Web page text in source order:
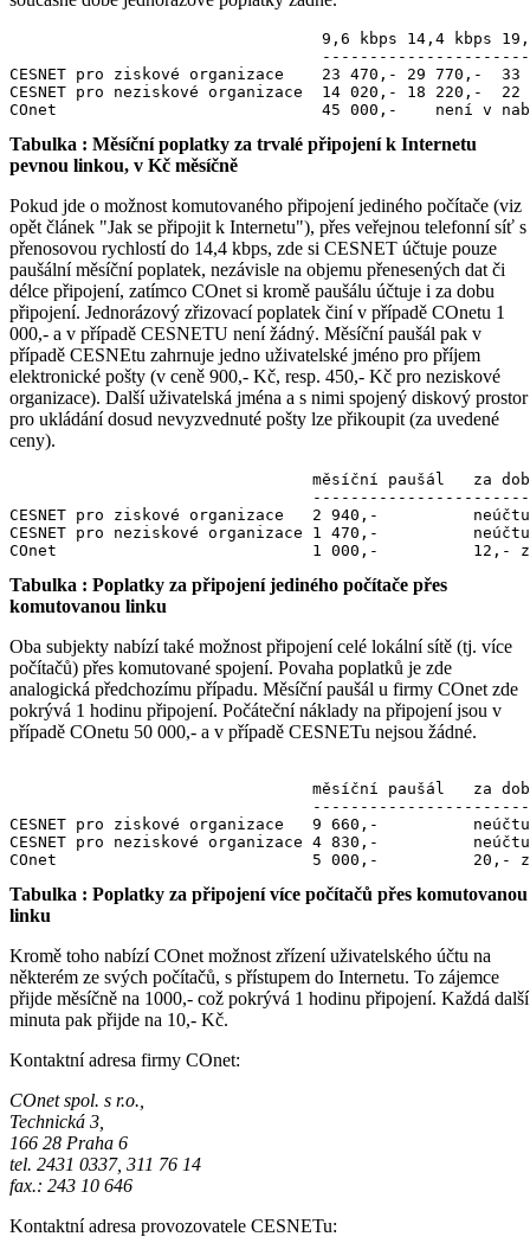
9,6 kbps 14,4 kbps
CESNET pro ziskové organizace    23 470,- 29 770,-
CESNET pro neziskové organizace  14 020,- 18 220,-
Tabulka : Měsíční poplatky za trvalé připojení k Internetu
pevnou linkou, v Kč měsíčně
Pokud jde o možnost komutovaného připojení jediného počítače (viz
opět článek "Jak se připojit k Internetu"), přes veřejnou telefonní síť s
přenosovou rychlostí do 14,4 kbps, zde si CESNET účtuje pouze
paušální měsíční poplatek, nezávisle na objemu přenesených dat či
délce připojení, zatímco COnet si kromě paušálu účtuje i za dobu
připojení. Jednorázový zřizovací poplatek činí v případě COnetu 1
000,- a v případě CESNETU není žádný. Měsíční paušál pak v
případě CESNEtu zahrnuje jedno uživatelské jméno pro příjem
elektronické pošty (v ceně 900,- Kč, resp. 450,- Kč pro neziskové
organizace). Další uživatelská jména a s nimi spojený diskový prostor
pro ukládání dosud nevyzvednuté pošty lze přikoupit (za uvedené
ceny).
měsíční paušál   za
CESNET pro ziskové organizace   2 940,-
CESNET pro neziskové organizace 1 470,-
Tabulka : Poplatky za připojení jediného počítače přes
komutovanou linku
Oba subjekty nabízí také možnost připojení celé lokální sítě (tj. více
počítačů) přes komutované spojení. Povaha poplatků je zde
analogická předchozímu případu. Měsíční paušál u firmy COnet zde
pokrývá 1 hodinu připojení. Počáteční náklady na připojení jsou v
případě COnetu 50 000,- a v případě CESNETu nejsou žádné.
měsíční paušál   za
CESNET pro ziskové organizace   9 660,-
CESNET pro neziskové organizace 4 830,-
Tabulka : Poplatky za připojení více počítačů přes komutovanou
linku
Kromě toho nabízí COnet možnost zřízení uživatelského účtu na
některém ze svých počítačů, s přístupem do Internetu. To zájemce
přijde měsíčně na 1000,- což pokrývá 1 hodinu připojení. Každá další
minuta pak přijde na 10,- Kč.
Kontaktní adresa firmy COnet:
COnet spol. s r.o.,
Technická 3,
166 28 Praha 6
tel. 2431 0337, 311 76 14
fax.: 243 10 646
Kontaktní adresa provozovatele CESNETu: